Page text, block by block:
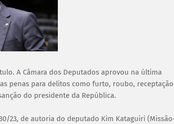
A Câmara dos Deputados aprovou na última
penas para delitos como furto, roubo,
do presidente da República.
23, de autoria do deputado Kim Kataguiri